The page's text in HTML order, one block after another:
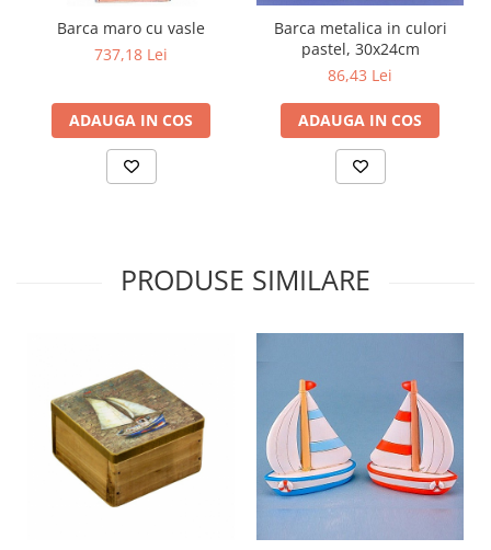
Barca maro cu vasle
737,18 Lei
ADAUGA IN COS
Barca metalica in culori
pastel, 30x24cm
86,43 Lei
ADAUGA IN COS
PRODUSE SIMILARE